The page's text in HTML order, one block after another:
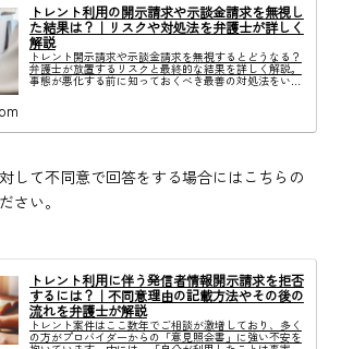
トレント利用の開示請求や示談金請求を無視し
た結果は？｜リスクや対処法を弁護士が詳しく
解説
トレント開示請求や示談金請求を無視するとどうなる？
弁護士が放置するリスクと最終的な結果を詳しく解説。
事態が悪化する前に知っておくべき最善の対処法をいま
すぐ確認してください。
して不同意で回答をする場合にはこちらの
さい。
トレント利用に伴う発信者情報開示請求を拒否
するには？｜不同意理由の記載方法やその後の
流れを弁護士が解説
トレント案件はここ数年でご相談が激増しており、多く
の方がプロバイダーからの「意見照会書」に強い不安を